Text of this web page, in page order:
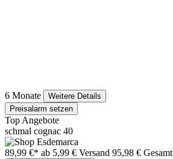
6 Monate
Weitere Details
Preisalarm setzen
Top Angebote
schmal cognac 40
89,99 €* ab 5,99 € Versand 95,98 € Gesamt